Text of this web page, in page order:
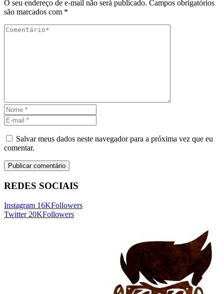
O seu endereço de e-mail não será publicado. Campos obrigatórios
são marcados com *
Salvar meus dados neste navegador para a próxima vez que eu
comentar.
REDES SOCIAIS
Instagram 16KFollowers
Twitter 20KFollowers